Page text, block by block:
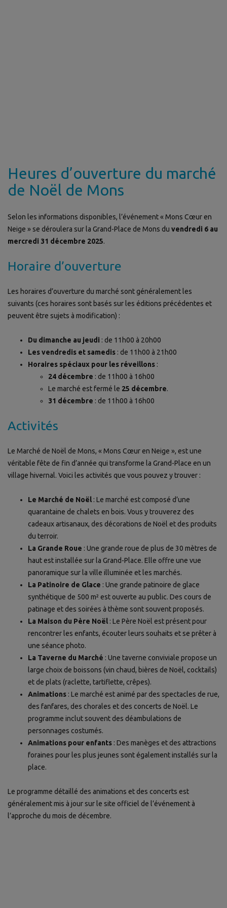
Heures d’ouverture du marché
de Noël de Mons
Selon les informations disponibles, l’événement « Mons Cœur en
Neige » se déroulera sur la Grand-Place de Mons du vendredi 6 au
mercredi 31 décembre 2025.
Horaire d’ouverture
Les horaires d’ouverture du marché sont généralement les
suivants (ces horaires sont basés sur les éditions précédentes et
peuvent être sujets à modification) :
Du dimanche au jeudi : de 11h00 à 20h00
Les vendredis et samedis : de 11h00 à 21h00
Horaires spéciaux pour les réveillons :
24 décembre : de 11h00 à 16h00
Le marché est fermé le 25 décembre.
31 décembre : de 11h00 à 16h00
Activités
Le Marché de Noël de Mons, « Mons Cœur en Neige », est une
véritable fête de fin d’année qui transforme la Grand-Place en un
village hivernal. Voici les activités que vous pouvez y trouver :
Le Marché de Noël : Le marché est composé d’une
quarantaine de chalets en bois. Vous y trouverez des
cadeaux artisanaux, des décorations de Noël et des produits
du terroir.
La Grande Roue : Une grande roue de plus de 30 mètres de
haut est installée sur la Grand-Place. Elle offre une vue
panoramique sur la ville illuminée et les marchés.
La Patinoire de Glace : Une grande patinoire de glace
synthétique de 500 m² est ouverte au public. Des cours de
patinage et des soirées à thème sont souvent proposés.
La Maison du Père Noël : Le Père Noël est présent pour
rencontrer les enfants, écouter leurs souhaits et se prêter à
une séance photo.
La Taverne du Marché : Une taverne conviviale propose un
large choix de boissons (vin chaud, bières de Noël, cocktails)
et de plats (raclette, tartiflette, crêpes).
Animations : Le marché est animé par des spectacles de rue,
des fanfares, des chorales et des concerts de Noël. Le
programme inclut souvent des déambulations de
personnages costumés.
Animations pour enfants : Des manèges et des attractions
foraines pour les plus jeunes sont également installés sur la
place.
Le programme détaillé des animations et des concerts est
généralement mis à jour sur le site officiel de l’événement à
l’approche du mois de décembre.